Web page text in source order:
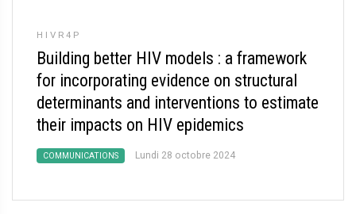
HIVR4P
Building better HIV models : a framework
for incorporating evidence on structural
determinants and interventions to estimate
their impacts on HIV epidemics
COMMUNICATIONS Lundi 28 octobre 2024